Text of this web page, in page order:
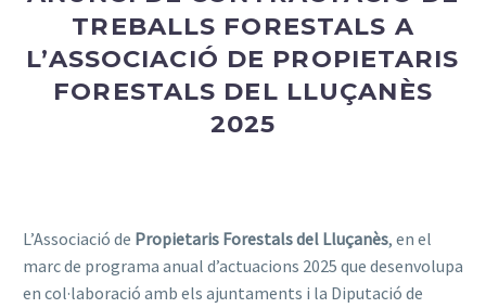
TREBALLS FORESTALS A
L’ASSOCIACIÓ DE PROPIETARIS
FORESTALS DEL LLUÇANÈS
2025
L’Associació de Propietaris Forestals del Lluçanès, en el
marc de programa anual d’actuacions 2025 que desenvolupa
en col·laboració amb els ajuntaments i la Diputació de